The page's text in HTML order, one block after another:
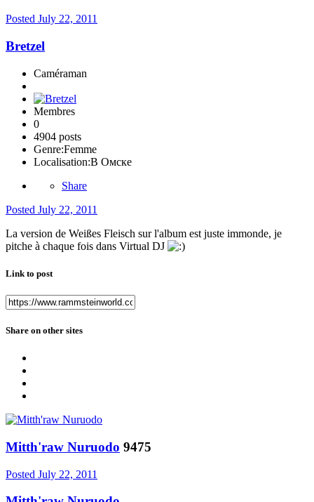
Posted July 22, 2011
Bretzel
Caméraman
Membres
0
4904 posts
Genre:Femme
Localisation:В Омске
Share
Posted July 22, 2011
La version de Weißes Fleisch sur l'album est juste immonde, je
pitche à chaque fois dans Virtual DJ
Link to post
Share on other sites
Mitth'raw Nuruodo 9475
Posted July 22, 2011